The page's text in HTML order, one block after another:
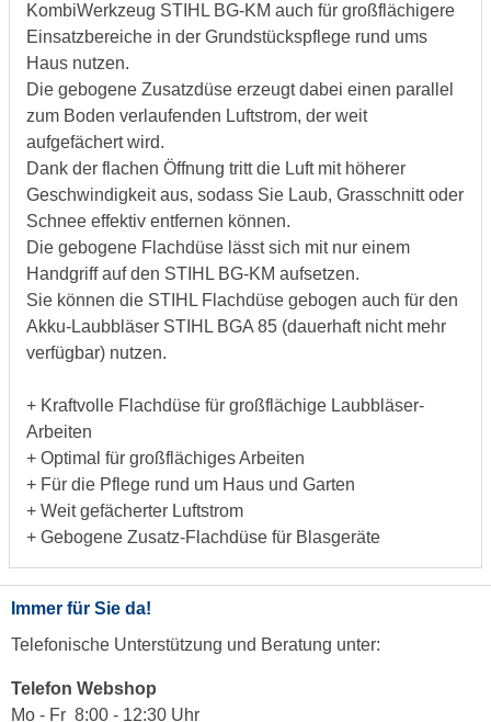
KombiWerkzeug STIHL BG-KM auch für großflächigere
Einsatzbereiche in der Grundstückspflege rund ums
Haus nutzen.
Die gebogene Zusatzdüse erzeugt dabei einen parallel
zum Boden verlaufenden Luftstrom, der weit
aufgefächert wird.
Dank der flachen Öffnung tritt die Luft mit höherer
Geschwindigkeit aus, sodass Sie Laub, Grasschnitt oder
Schnee effektiv entfernen können.
Die gebogene Flachdüse lässt sich mit nur einem
Handgriff auf den STIHL BG-KM aufsetzen.
Sie können die STIHL Flachdüse gebogen auch für den
Akku-Laubbläser STIHL BGA 85 (dauerhaft nicht mehr
verfügbar) nutzen.
+ Kraftvolle Flachdüse für großflächige Laubbläser-
Arbeiten
+ Optimal für großflächiges Arbeiten
+ Für die Pflege rund um Haus und Garten
+ Weit gefächerter Luftstrom
+ Gebogene Zusatz-Flachdüse für Blasgeräte
Immer für Sie da!
Telefonische Unterstützung und Beratung unter:
Telefon Webshop
Mo - Fr 8:00 - 12:30 Uhr